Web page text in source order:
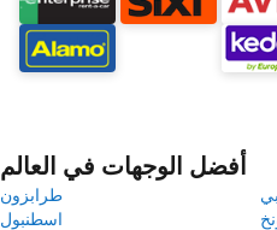
أفضل الوجهات في العالم
طرابزون
اسطنبول